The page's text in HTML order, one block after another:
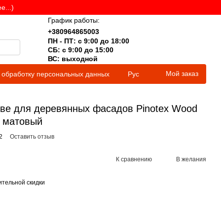
График работы:
+380964865003
ПН - ПТ: с 9:00 до 18:00
СБ: с 9:00 до 15:00
ВС: выходной
персональных данных
Рус Мой заказ
для деревянных фасадов Pinotex Wood
матовый
Оставить отзыв
К сравнению В желания
скидки